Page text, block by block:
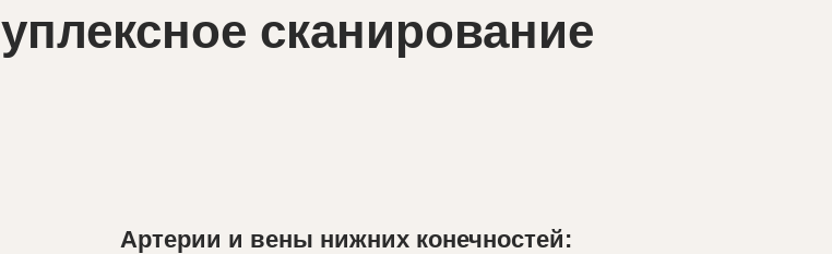
сканирование
Артерии и вены нижних конечностей: